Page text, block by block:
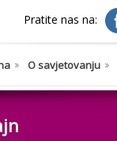
Pratite nas na:
O savjetovanju